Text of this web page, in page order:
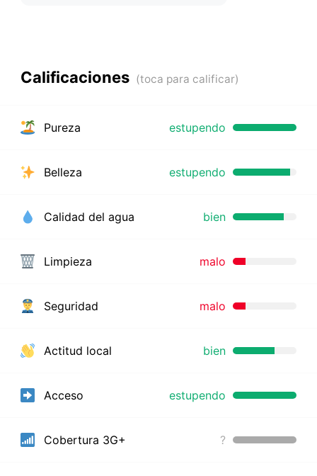
Calificaciones
Pureza estupendo
Belleza estupendo
Calidad del agua bien
Limpieza malo
Seguridad malo
Actitud local bien
Acceso estupendo
Cobertura 3G+ ?